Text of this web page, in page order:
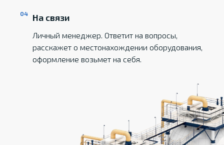
На связи
Личный менеджер. Ответит на вопросы,
расскажет о местонахождении оборудования,
оформление возьмет на себя.